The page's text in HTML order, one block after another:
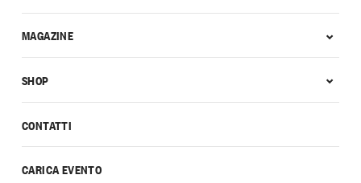
CONTATTI
CARICA EVENTO
MAGAZINE
SHOP